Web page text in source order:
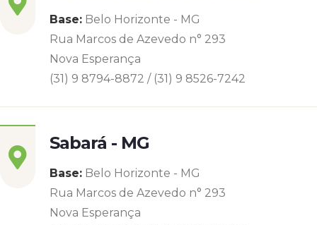
Base: Belo Horizonte - MG
Rua Marcos de Azevedo n° 293
Nova Esperança
(31) 9 8794-8872 / (31) 9 8526-7242
Sabará - MG
Base: Belo Horizonte - MG
Rua Marcos de Azevedo n° 293
Nova Esperança